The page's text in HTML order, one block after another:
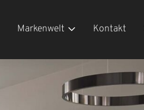
Markenwelt Kontakt